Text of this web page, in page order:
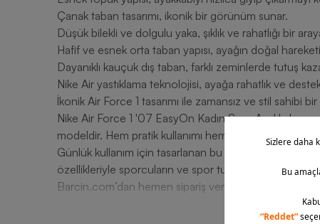
Çanak taban tasarımı, ikonik bir görünüm sunar.
Düşük bilekli ve dolgulu yaka, şıklık ve rahatlığı bir
Hafif ve esnek orta taban yapısı, ayağın doğal
Dayanıklı kauçuk dış taban, farklı zeminlerde tutuş
Nike Air yastıklama teknolojisi, ayağa rahatlık ve
İkonik Air Force 1 tasarımı ile zamansız ve stil sahibi
Nike Air Force 1 '07 EasyOn Kadın Spor Ayakkabı,
modeldir. Hem pratik kullanımı hem de modern
Günlük kullanım için tasarlanan bu Nike kadın
özellikleriyle sporcuların ve spor tutkunlarının
Barcin.com’dan hemen sipariş verebilirsiniz.